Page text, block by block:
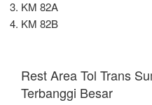
KM 82A
KM 82B
Rest Area Tol Trans
Terbanggi Besar